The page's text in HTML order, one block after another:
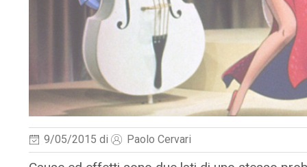
9/05/2015 di Paolo Cervari